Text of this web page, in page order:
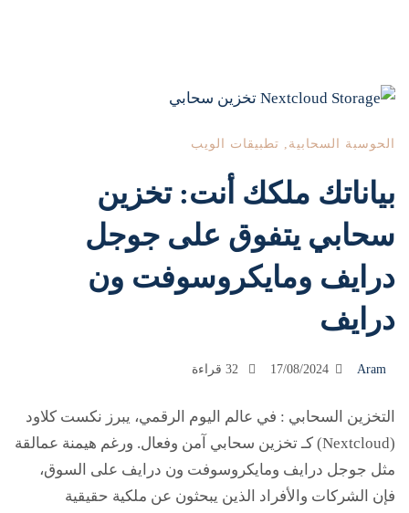
الحوسبة السحابية , تطبيقات الويب
بياناتك ملكك أنت: تخزين
سحابي يتفوق على جوجل
درايف ومايكروسوفت ون
درايف
17/08/2024
التخزين السحابي : في عالم اليوم الرقمي، يبرز نكست كلاود
(Nextcloud) كـ تخزين سحابي آمن وفعال. ورغم هيمنة عمالقة
مثل جوجل درايف ومايكروسوفت ون درايف على السوق،
فإن الشركات والأفراد الذين يبحثون عن ملكية حقيقية